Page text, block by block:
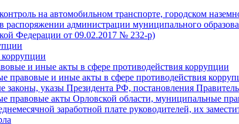
на автомобильном транспорте, городском
распоряжении администрации муниципального
Федерации от 09.02.2017 № 232-р)
и иные акты в сфере противодействия коррупции
правовые и иные акты в сфере противодействия
законы, указы Президента РФ, постановления
правовые акты Орловской области, муниципальные
заработной плате руководителей, их